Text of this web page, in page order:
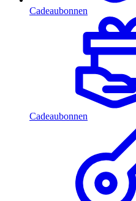
Cadeaubonnen
Cadeaubonnen